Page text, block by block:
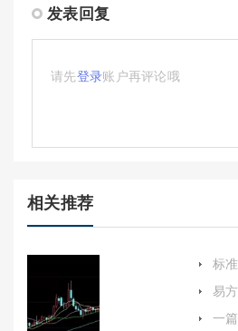
发表回复
请先登录账户再评论哦
相关推荐
标
费)
易
一